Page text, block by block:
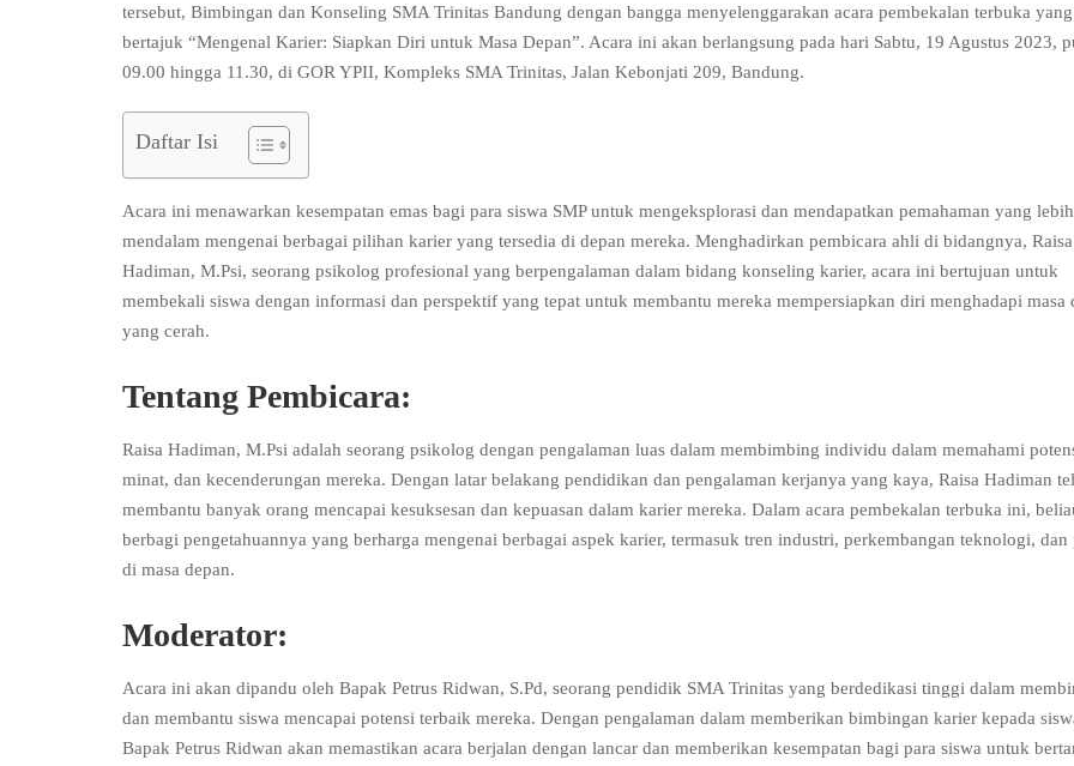
tersebut, Bimbingan dan Konseling SMA Trinitas Bandung dengan bangga menyelenggarakan acara pembekalan terbuka yang
bertajuk “Mengenal Karier: Siapkan Diri untuk Masa Depan”. Acara ini akan berlangsung pada hari Sabtu, 19 Agustus 2023,
09.00 hingga 11.30, di GOR YPII, Kompleks SMA Trinitas, Jalan Kebonjati 209, Bandung.
Daftar Isi
Acara ini menawarkan kesempatan emas bagi para siswa SMP untuk mengeksplorasi dan mendapatkan pemahaman yang lebih
mendalam mengenai berbagai pilihan karier yang tersedia di depan mereka. Menghadirkan pembicara ahli di bidangnya, Raisa
Hadiman, M.Psi, seorang psikolog profesional yang berpengalaman dalam bidang konseling karier, acara ini bertujuan untuk
membekali siswa dengan informasi dan perspektif yang tepat untuk membantu mereka mempersiapkan diri menghadapi masa
yang cerah.
Tentang Pembicara:
Raisa Hadiman, M.Psi adalah seorang psikolog dengan pengalaman luas dalam membimbing individu dalam memahami
minat, dan kecenderungan mereka. Dengan latar belakang pendidikan dan pengalaman kerjanya yang kaya, Raisa Hadiman
membantu banyak orang mencapai kesuksesan dan kepuasan dalam karier mereka. Dalam acara pembekalan terbuka ini,
berbagi pengetahuannya yang berharga mengenai berbagai aspek karier, termasuk tren industri, perkembangan teknologi, dan
di masa depan.
Moderator:
Acara ini akan dipandu oleh Bapak Petrus Ridwan, S.Pd, seorang pendidik SMA Trinitas yang berdedikasi tinggi dalam
dan membantu siswa mencapai potensi terbaik mereka. Dengan pengalaman dalam memberikan bimbingan karier kepada
Bapak Petrus Ridwan akan memastikan acara berjalan dengan lancar dan memberikan kesempatan bagi para siswa untuk